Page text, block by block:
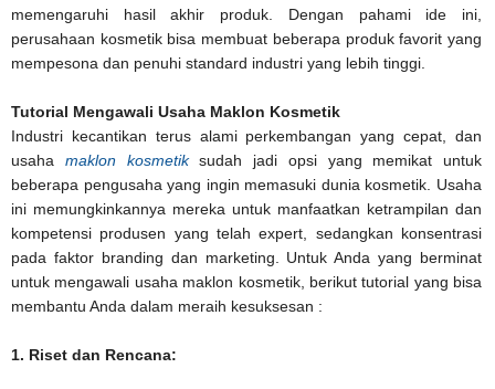
memengaruhi hasil akhir produk. Dengan pahami ide ini,
perusahaan kosmetik bisa membuat beberapa produk favorit yang
mempesona dan penuhi standard industri yang lebih tinggi.
Tutorial Mengawali Usaha Maklon Kosmetik
Industri kecantikan terus alami perkembangan yang cepat, dan
usaha maklon kosmetiksudah jadi opsi yang memikat untuk
beberapa pengusaha yang ingin memasuki dunia kosmetik. Usaha
ini memungkinkannya mereka untuk manfaatkan ketrampilan dan
kompetensi produsen yang telah expert, sedangkan konsentrasi
pada faktor branding dan marketing. Untuk Anda yang berminat
untuk mengawali usaha maklon kosmetik, berikut tutorial yang bisa
membantu Anda dalam meraih kesuksesan :
1. Riset dan Rencana: